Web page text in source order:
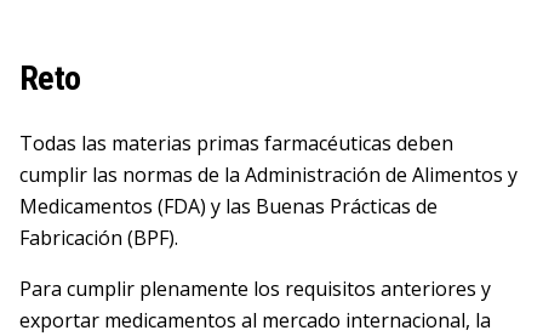
Reto
Todas las materias primas farmacéuticas deben
cumplir las normas de la Administración de Alimentos y
Medicamentos (FDA) y las Buenas Prácticas de
Fabricación (BPF).
Para cumplir plenamente los requisitos anteriores y
exportar medicamentos al mercado internacional, la